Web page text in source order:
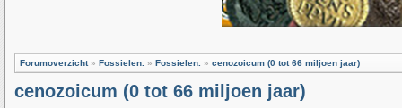
Forumoverzicht» Fossielen. » Fossielen. » cenozoicum (0 tot 66 miljoen jaar)
cenozoicum (0 tot 66 miljoen jaar)